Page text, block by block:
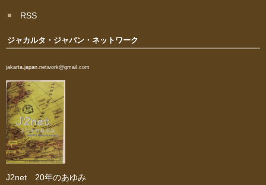
RSS
ジャカルタ・ジャパン・ネットワーク
jakarta.japan.network@gmail.com
J2net 20年のあゆみ